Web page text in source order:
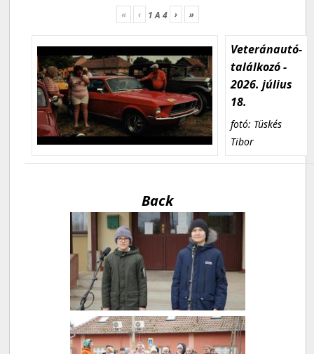
« ‹ 1A 4 › »
Veteránautó-
találkozó -
2026. július
18.
fotó: Tüskés
Tibor
Back